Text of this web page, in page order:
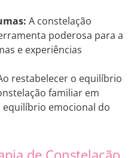
A constelação
poderosa para a
e experiências
restabelecer o equilíbrio
familiar em
emocional do